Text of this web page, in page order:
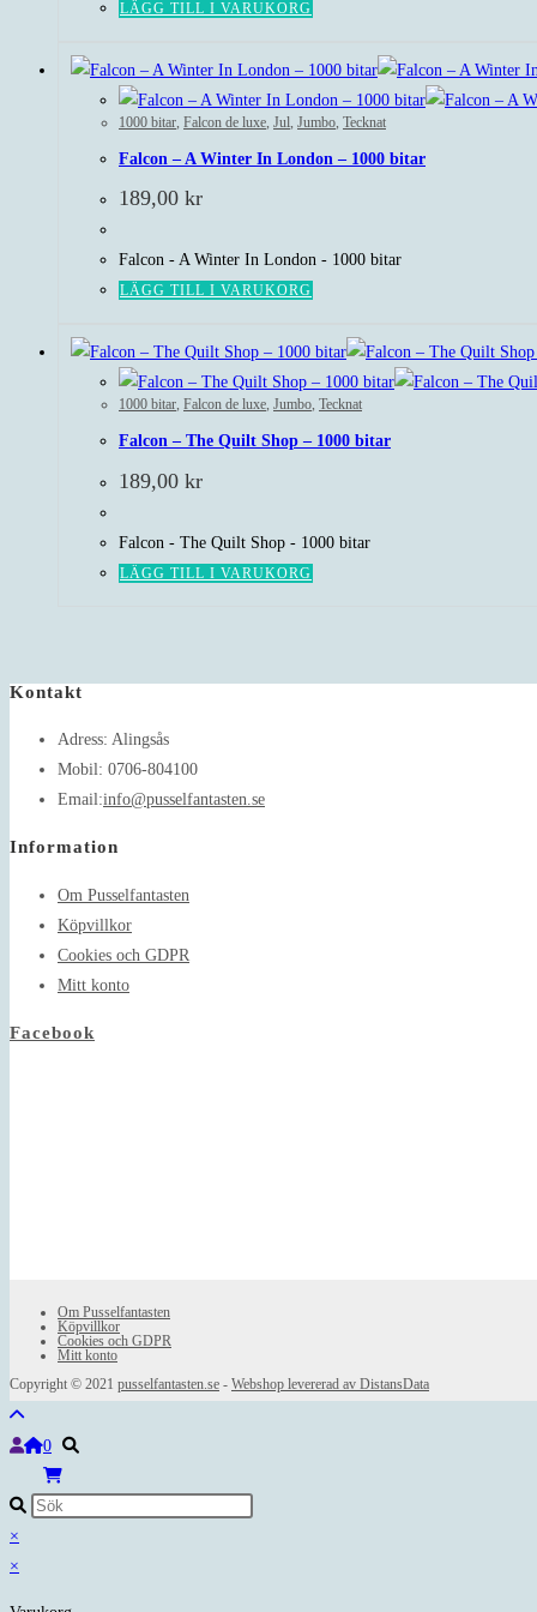
LÄGG TILL I VARUKORG
1000 bitar, Falcon de luxe, Jul, Jumbo, Tecknat
Falcon – A Winter In London – 1000 bitar
189,00 kr
Falcon - A Winter In London - 1000 bitar
LÄGG TILL I VARUKORG
1000 bitar, Falcon de luxe, Jumbo, Tecknat
Falcon – The Quilt Shop – 1000 bitar
189,00 kr
Falcon - The Quilt Shop - 1000 bitar
LÄGG TILL I VARUKORG
Kontakt
Adress: Alingsås
Mobil: 0706-804100
Email:info@pusselfantasten.seOpens
Information
Om Pusselfantasten
Köpvillkor
Cookies och GDPR
Mitt konto
Facebook
Om Pusselfantasten
Köpvillkor
Cookies och GDPR
Mitt konto
Copyright © 2021 pusselfantasten.se - Webshop levererad av DistansData
0
×
×